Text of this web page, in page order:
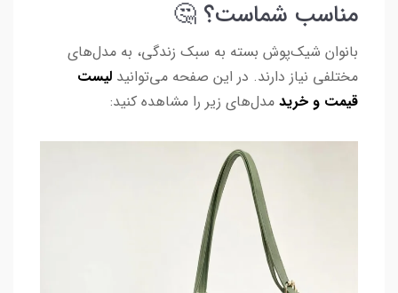
مناسب شماست؟ 🤔
بانوان شیک‌پوش بسته به سبک زندگی، به مدل‌های
مختلفی نیاز دارند. در این صفحه می‌توانید لیست
قیمت و خرید مدل‌های زیر را مشاهده کنید: